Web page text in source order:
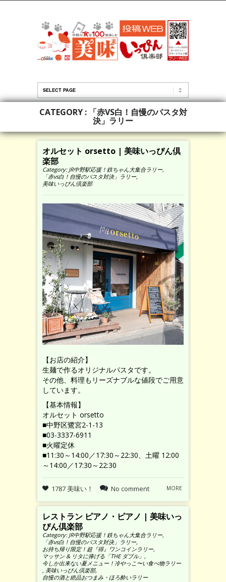
CATEGORY : 「赤VS白！自慢のパスタ対
決」ラリー
オルセット orsetto | 美味いっぴん倶
楽部
Category: JR中野駅応援！鉄ちゃん大集合ラリー,
「赤vs白！自慢のパスタ対決」ラリー,
美味いっぴん倶楽部
【お店の紹介】
生麺で作るオリジナルパスタです。
その他、料理もリーズナブルな値段でご用意
しています。
【基本情報】
オルセット orsetto
■中野区鷺宮2-1-13
■03-3337-6911
■火曜定休
■11:30～14:00／17:30～22:30、土曜 12:00
～14:00／17:30～22:30
1787 美味い！ No comment MORE
レストラン ピアノ・ピアノ | 美味いっ
ぴん倶楽部
Category: JR中野駅応援！鉄ちゃん大集合ラリー,
「赤vs白！自慢のパスタ対決」ラリー,
お持ち帰り限定！超『得』ワンコインラリー,
マッサン & リタに捧げる「THE ダブル」 ,
今しか出来ない夏メニュー！冷やっこ〜い食べ物ラリー
, 美味いっぴん倶楽部,
自慢の酒と絶品おつまみ・ほろ酔いラリー